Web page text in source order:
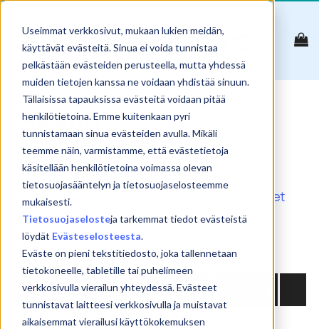
Useimmat verkkosivut, mukaan lukien meidän,
käyttävät evästeitä. Sinua ei voida tunnistaa
pelkästään evästeiden perusteella, mutta yhdessä
muiden tietojen kanssa ne voidaan yhdistää sinuun.
Tällaisissa tapauksissa evästeitä voidaan pitää
henkilötietoina. Emme kuitenkaan pyri
tunnistamaan sinua evästeiden avulla. Mikäli
teemme näin, varmistamme, että evästetietoja
käsitellään henkilötietoina voimassa olevan
tietosuojasääntelyn ja tietosuojaselosteemme
mukaisesti.
Tietosuojaselosteja tarkemmat tiedot evästeistä
löydät Evästeselosteesta.
Eväste on pieni tekstitiedosto, joka tallennetaan
tietokoneelle, tabletille tai puhelimeen
verkkosivulla vierailun yhteydessä. Evästeet
tunnistavat laitteesi verkkosivulla ja muistavat
aikaisemmat vierailusi käyttökokemuksen
Skip
content
Skype
Reset
Show
products
Search:
NIMI PVM PAIKKA
No matching products found.